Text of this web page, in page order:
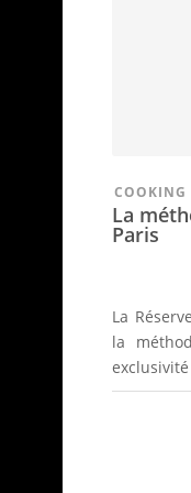
COOKING
La
Paris
La
la